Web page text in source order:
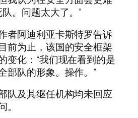
。问题太大了。”
者阿迪利亚卡斯特罗告诉
前为止，该国的安全框架
变化：“我们现在看到的是
部队的形象。操作。”
队及其继任机构均未回应